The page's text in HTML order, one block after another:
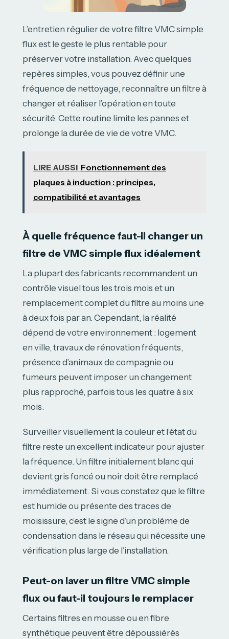
L’entretien régulier de votre filtre VMC simple
flux est le geste le plus rentable pour
préserver votre installation. Avec quelques
repères simples, vous pouvez définir une
fréquence de nettoyage, reconnaître un filtre à
changer et réaliser l’opération en toute
sécurité. Cette routine limite les pannes et
prolonge la durée de vie de votre VMC.
LIRE AUSSI Fonctionnement des
plaques à induction : principes,
compatibilité et avantages
À quelle fréquence faut-il changer un
filtre de VMC simple flux idéalement
La plupart des fabricants recommandent un
contrôle visuel tous les trois mois et un
remplacement complet du filtre au moins une
à deux fois par an. Cependant, la réalité
dépend de votre environnement : logement
en ville, travaux de rénovation fréquents,
présence d’animaux de compagnie ou
fumeurs peuvent imposer un changement
plus rapproché, parfois tous les quatre à six
mois.
Surveiller visuellement la couleur et l’état du
filtre reste un excellent indicateur pour ajuster
la fréquence. Un filtre initialement blanc qui
devient gris foncé ou noir doit être remplacé
immédiatement. Si vous constatez que le filtre
est humide ou présente des traces de
moisissure, c’est le signe d’un problème de
condensation dans le réseau qui nécessite une
vérification plus large de l’installation.
Peut-on laver un filtre VMC simple
flux ou faut-il toujours le remplacer
Certains filtres en mousse ou en fibre
synthétique peuvent être dépoussiérés